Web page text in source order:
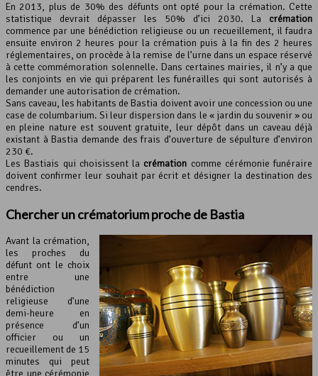
En 2013, plus de 30% des défunts ont opté pour la crémation. Cette
statistique devrait dépasser les 50% d’ici 2030. La crémation
commence par une bénédiction religieuse ou un recueillement, il faudra
ensuite environ 2 heures pour la crémation puis à la fin des 2 heures
réglementaires, on procède à la remise de l’urne dans un espace réservé
à cette commémoration solennelle. Dans certaines mairies, il n’y a que
les conjoints en vie qui préparent les funérailles qui sont autorisés à
demander une autorisation de crémation.
Sans caveau, les habitants de Bastia doivent avoir une concession ou une
case de columbarium. Si leur dispersion dans le « jardin du souvenir » ou
en pleine nature est souvent gratuite, leur dépôt dans un caveau déjà
existant à Bastia demande des frais d’ouverture de sépulture d’environ
230 €.
Les Bastiais qui choisissent la crémation comme cérémonie funéraire
doivent confirmer leur souhait par écrit et désigner la destination des
cendres.
Chercher uncrématoriumproche de Bastia
Avant la crémation,
les proches du
défunt ont le choix
entre une
bénédiction
religieuse d’une
demi-heure en
présence d’un
officier ou un
recueillement de 15
minutes qui peut
être une cérémonie